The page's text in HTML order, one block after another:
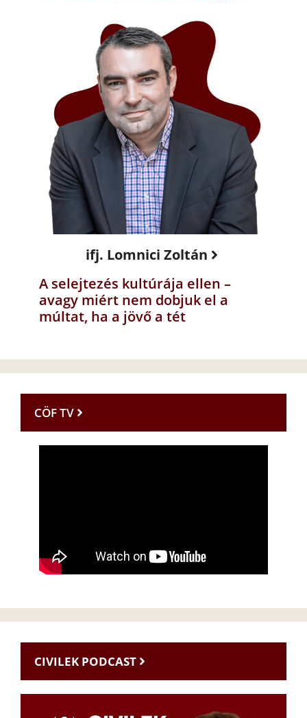
ifj. Lomnici Zoltán
A selejtezés kultúrája ellen –
avagy miért nem dobjuk el a
múltat, ha a jövő a tét
CÖF TV
CIVILEK PODCAST